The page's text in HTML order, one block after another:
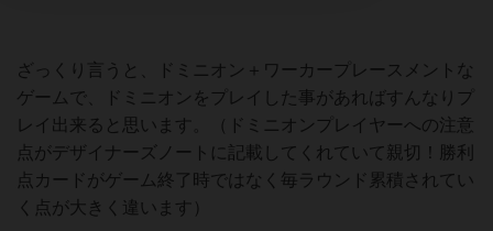
ざっくり言うと、ドミニオン＋ワーカープレースメントな
ゲームで、ドミニオンをプレイした事があればすんなりプ
レイ出来ると思います。（ドミニオンプレイヤーへの注意
点がデザイナーズノートに記載してくれていて親切！勝利
点カードがゲーム終了時ではなく毎ラウンド累積されてい
く点が大きく違います）